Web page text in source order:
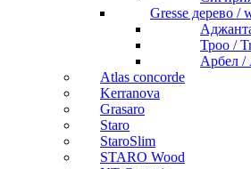
Gresse дерево /
Троо /
Арбел /
Atlas concorde
Kerranova
Grasaro
Staro
StaroSlim
STARO Wood